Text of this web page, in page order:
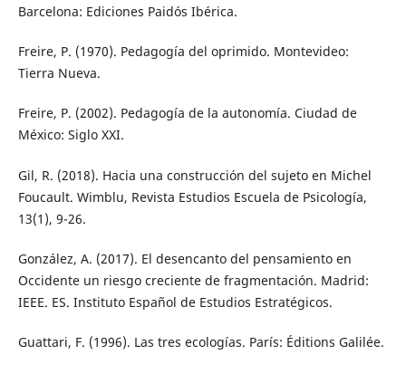
Barcelona: Ediciones Paidós Ibérica.
Freire, P. (1970). Pedagogía del oprimido. Montevideo:
Tierra Nueva.
Freire, P. (2002). Pedagogía de la autonomía. Ciudad de
México: Siglo XXI.
Gil, R. (2018). Hacia una construcción del sujeto en Michel
Foucault. Wimblu, Revista Estudios Escuela de Psicología,
13(1), 9-26.
González, A. (2017). El desencanto del pensamiento en
Occidente un riesgo creciente de fragmentación. Madrid:
IEEE. ES. Instituto Español de Estudios Estratégicos.
Guattari, F. (1996). Las tres ecologías. París: Éditions Galilée.